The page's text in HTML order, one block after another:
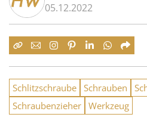
05.12.2022
Schlitzschraube Schrauben
Schraubenzieher Werkzeug